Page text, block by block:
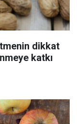
dikkat
katkı